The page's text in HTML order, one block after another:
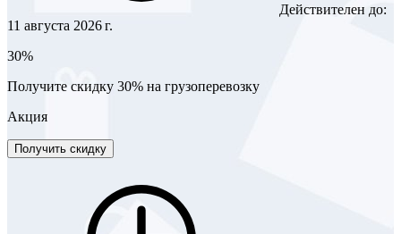
Действителен до:
11 августа 2026 г.
30%
Получите скидку 30% на грузоперевозку
Акция
Получить скидку